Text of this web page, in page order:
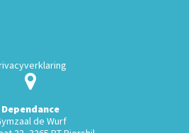
Dependance
de Wurf